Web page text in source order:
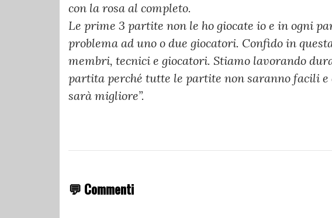
con la rosa al completo.
Le prime 3 partite non le ho giocate io e in ogni
problema ad uno o due giocatori. Confido in
membri, tecnici e giocatori. Stiamo lavorando
partita perché tutte le partite non saranno facili
sarà migliore”.
💬 Commenti